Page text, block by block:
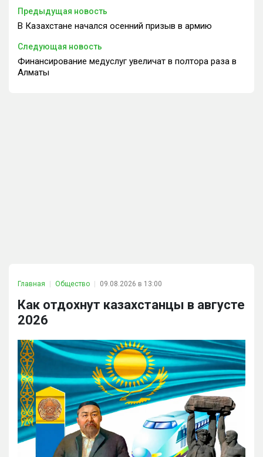
Предыдущая новость
В Казахстане начался осенний призыв в армию
Следующая новость
Финансирование медуслуг увеличат в полтора раза в
Алматы
Главная Общество 09.08.2026 в 13:00
Как отдохнут казахстанцы в августе
2026